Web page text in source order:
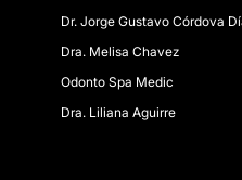
Dr. Jorge Gustavo Córdova
Dra. Melisa Chavez
Odonto Spa Medic
Dra. Liliana Aguirre